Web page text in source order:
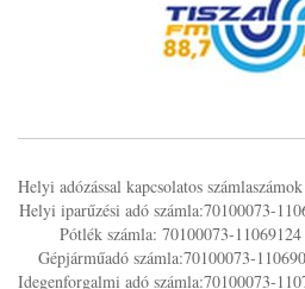
Helyi adózással kapcsolatos számlaszámok
Helyi iparűzési adó számla:70100073-
Pótlék számla: 70100073-11069124
Gépjárműadó számla:70100073-
Idegenforgalmi adó számla:70100073-